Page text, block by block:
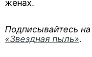
женах.
Подписывайтесь
«Звездная пыль».